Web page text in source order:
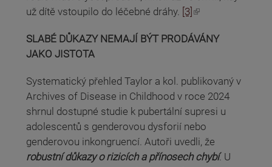
už dítě vstoupilo do léčebné dráhy. [3]
(odkaz je externí)
SLABÉ DŮKAZY NEMAJÍ BÝT PRODÁVÁNY
JAKO JISTOTA
Systematický přehled Taylor a kol. publikovaný v
Archives of Disease in Childhood v roce 2024
shrnul dostupné studie k pubertální supresi u
adolescentů s genderovou dysforií nebo
genderovou inkongruencí. Autoři uvedli, že
robustní důkazy o rizicích a přínosech chybí. U